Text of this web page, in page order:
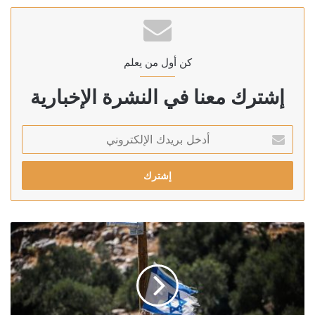
كن أول من يعلم
إشترك معنا في النشرة الإخبارية
بريدك
الإلكتروني